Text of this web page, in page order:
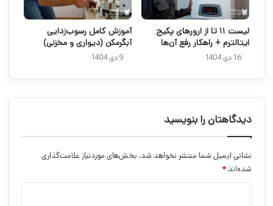
لیست ۱۱ تا از ارورهای پکیج
ایتالترم + راهکار رفع آن‌ها
16 دی 1404
آموزش کامل رسوب‌زدایی
آبگرمکن (دیواری و مخزنی)
9 دی 1404
دیدگاهتان را بنویسید
نشانی ایمیل شما منتشر نخواهد شد. بخش‌های موردنیاز علامت‌گذاری
شده‌اند *